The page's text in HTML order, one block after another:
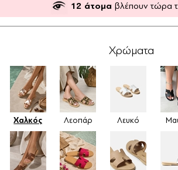
12 άτομα βλέπουν τώρα
Χρώματα
Χαλκός Λεοπάρ Λευκό